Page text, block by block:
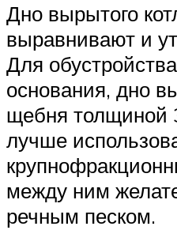
Дно вырытого
выравнивают и
Для
основания, дно
щебня
лучше
между ним
речным песком.